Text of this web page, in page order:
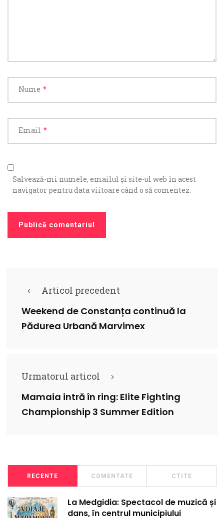
Nume *
Email *
Salvează-mi numele, emailul și site-ul web în acest
navigator pentru data viitoare când o să comentez.
Articol precedent
Weekend de Constanța continuă la
Pădurea Urbană Marvimex
Urmatorul articol
Mamaia intră în ring: Elite Fighting
Championship 3 Summer Edition
RECENTE COMENTATE CTITE
La Medgidia: Spectacol de muzică și
dans, în centrul municipiului